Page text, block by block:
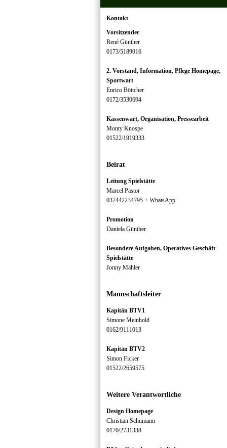
Kontakt
Vorsitzender
René Günther
0173/5189016
2. Vorstand, Information, Pflege Homepage,
Sportwart
Enrico Böttcher
0172/3530694
Kassenwart, Organisation, Pressearbeit
Monty Knospe
01522/1919333
Beirat
Leitung Spielstätte
Marcel Pastor
037442234795 + WhatsApp
Promotion
Daniela Günther
Besondere Aufgaben, Operatives Geschäft
Spielstätte
Jonny Mähler
Mannschaftsleiter
Kapitän BTV1
Simone Meinhold
0162/9111013
Kapitän BTV2
Simon Ficker
01522/2659575
Weitere Verantwortliche
Design Homepage
Christian Schumann
0170/2731338